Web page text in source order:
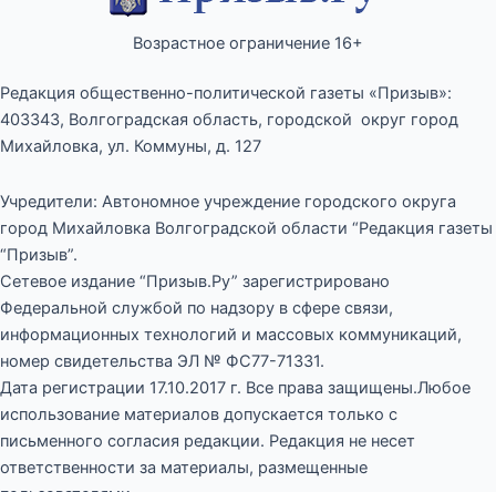
Возрастное ограничение 16+
Редакция общественно-политической газеты «Призыв»:
403343, Волгоградская область, городской округ город
Михайловка, ул. Коммуны, д. 127
Учредители: Автономное учреждение городского округа
город Михайловка Волгоградской области “Редакция газеты
“Призыв”.
Сетевое издание “Призыв.Ру” зарегистрировано
Федеральной службой по надзору в сфере связи,
информационных технологий и массовых коммуникаций,
номер свидетельства ЭЛ № ФС77-71331.
Дата регистрации 17.10.2017 г. Все права защищены.Любое
использование материалов допускается только с
письменного согласия редакции. Редакция не несет
ответственности за материалы, размещенные